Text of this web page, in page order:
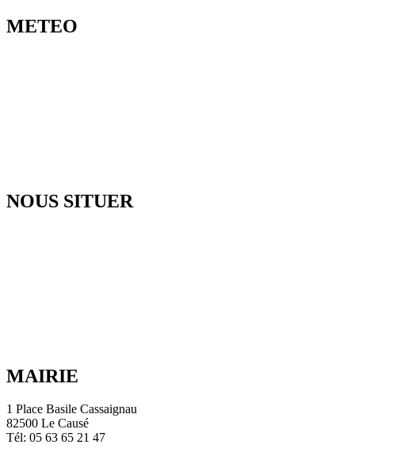
METEO
NOUS SITUER
MAIRIE
1 Place Basile Cassaignau
82500 Le Causé
Tél: 05 63 65 21 47